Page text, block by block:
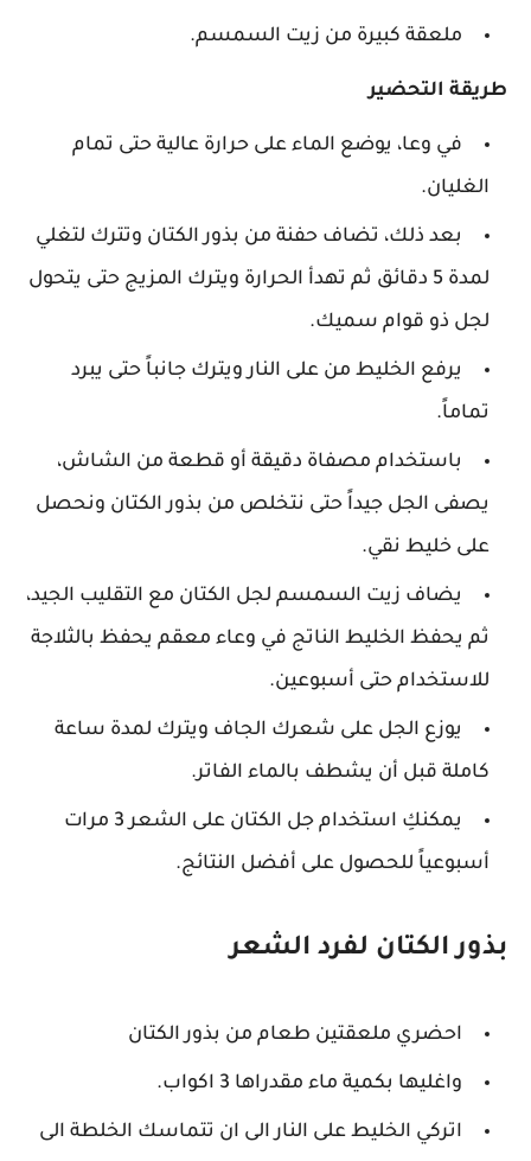
ملعقة كبيرة من زيت السمسم.
طريقة التحضير
في وعا، يوضع الماء على حرارة عالية حتى تمام
الغليان.
بعد ذلك، تضاف حفنة من بذور الكتان وتترك لتغلي
لمدة 5 دقائق ثم تهدأ الحرارة ويترك المزيج حتى يتحول
لجل ذو قوام سميك.
يرفع الخليط من على النار ويترك جانباً حتى يبرد
تماماً.
باستخدام مصفاة دقيقة أو قطعة من الشاش،
يصفى الجل جيداً حتى نتخلص من بذور الكتان ونحصل
على خليط نقي.
يضاف زيت السمسم لجل الكتان مع التقليب الجيد،
ثم يحفظ الخليط الناتج في وعاء معقم يحفظ بالثلاجة
للاستخدام حتى أسبوعين.
يوزع الجل على شعرك الجاف ويترك لمدة ساعة
كاملة قبل أن يشطف بالماء الفاتر.
يمكنكِ استخدام جل الكتان على الشعر 3 مرات
أسبوعياً للحصول على أفضل النتائج.
بذور الكتان لفرد الشعر
احضري ملعقتين طعام من بذور الكتان
واغليها بكمية ماء مقدراها 3 اكواب.
اتركي الخليط على النار الى ان تتماسك الخلطة الى